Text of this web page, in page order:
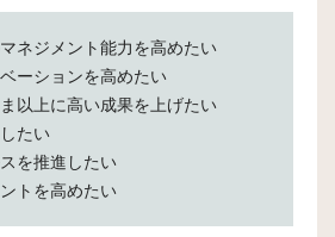
ネジメント能力を高めたい
ーションを高めたい
以上に高い成果を上げたい
たい
を推進したい
トを高めたい